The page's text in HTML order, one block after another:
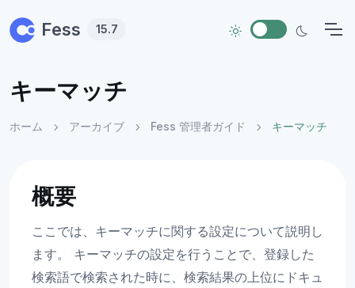
Fess 15.7
キーマッチ
ホーム アーカイブ Fess 管理者ガイド キーマッチ
概要
ここでは、キーマッチに関する設定について説明し
ます。 キーマッチの設定を行うことで、登録した
検索語で検索された時に、検索結果の上位にドキュ